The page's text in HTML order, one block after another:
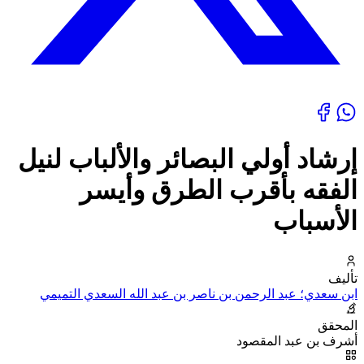
إرشاد أولي البصائر والألباب لنيل
الفقه بأقرب الطرق وأيسر
الأسباب
تأليف
ابن سعدي؛ عبد الرحمن بن ناصر بن عبد الله السعدي التميمي
المحقق
أشرف بن عبد المقصود